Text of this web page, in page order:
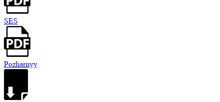
SES
Pozharnyy